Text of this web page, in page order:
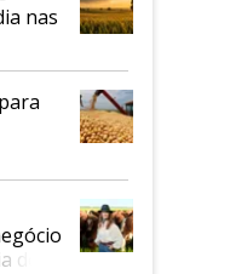
nas
do